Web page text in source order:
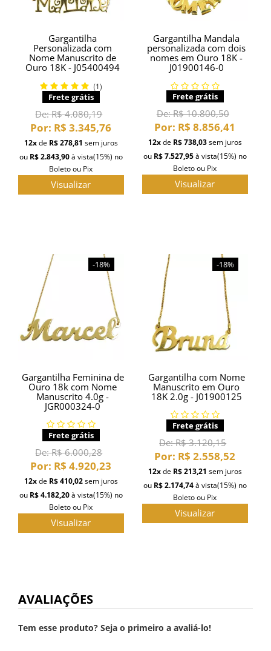
Gargantilha
Personalizada com
Nome Manuscrito de
Ouro 18K - J05400494
(1)
Frete grátis
De:R$ 4.080,19
Por: R$ 3.345,76
12xde R$ 278,81 sem juros
ou R$ 2.843,90à vista(15%) no
Boleto ou Pix
Visualizar
Gargantilha Mandala
personalizada com dois
nomes em Ouro 18K -
J01900146-0
Frete grátis
De:R$ 10.800,50
Por: R$ 8.856,41
12xde R$ 738,03sem juros
ou R$ 7.527,95à vista(15%) no
Boleto ou Pix
Visualizar
-18%
Gargantilha Feminina de
Ouro 18k com Nome
Manuscrito 4.0g -
JGR000324-0
Frete grátis
De:R$ 6.000,28
Por: R$ 4.920,23
12xde R$ 410,02sem juros
ou R$ 4.182,20à vista(15%) no
Boleto ou Pix
Visualizar
-18%
Gargantilha com Nome
Manuscrito em Ouro
18K 2.0g - J01900125
Frete grátis
De:R$ 3.120,15
Por: R$ 2.558,52
12xde R$ 213,21 sem juros
ou R$ 2.174,74à vista(15%) no
Boleto ou Pix
Visualizar
AVALIAÇÕES
Tem esse produto? Seja o primeiro a avaliá-lo!